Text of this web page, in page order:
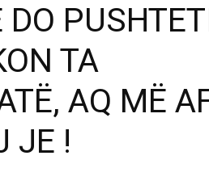
TA
AQ MË
JE !